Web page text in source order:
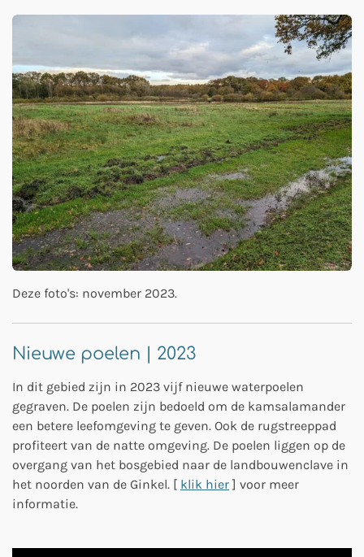
Deze foto's: november 2023.
Nieuwe poelen | 2023
In dit gebied zijn in 2023 vijf nieuwe waterpoelen
gegraven. De poelen zijn bedoeld om de kamsalamander
een betere leefomgeving te geven. Ook de rugstreeppad
profiteert van de natte omgeving. De poelen liggen op de
overgang van het bosgebied naar de landbouwenclave in
het noorden van de Ginkel. [ klik hier] voor meer
informatie.